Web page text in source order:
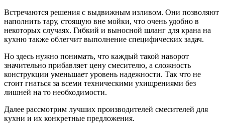
Встречаются решения с выдвижным изливом. Они позволяют
наполнить тару, стоящую вне мойки, что очень удобно в
некоторых случаях. Гибкий и выносной шланг для крана на
кухню также облегчит выполнение специфических задач.
Но здесь нужно понимать, что каждый такой наворот
значительно прибавляет цену смесителю, а сложность
конструкции уменьшает уровень надежности. Так что не
стоит гнаться за всеми техническими ухищрениями без
лишней на то необходимости.
Далее рассмотрим лучших производителей смесителей для
кухни и их конкретные предложения.